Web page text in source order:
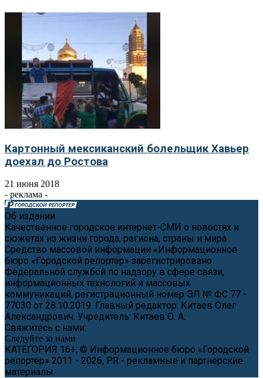
Картонный мексиканский болельщик Хавьер
доехал до Ростова
21 июня 2018
- реклама -
Об издании
Качественное городское интернет-СМИ о новостях и
сюжетах из жизни города, региона, страны и мира.
Средство массовой информации «Информационное
бюро «Городской репортёр» зарегистрировано
Федеральной службой по надзору в сфере связи,
информационных технологий и массовых
коммуникаций, регистрационный номер ЭЛ № ФС 77 -
77030 от 28.10.2019. Главный редактор: Китаев Олег
Александрович. Учредитель: Китаев О. А.
Свяжитесь с нами:
Следуйте за нами
КАТЕГОРИЯ 16+, © Информационное бюро «Городской
репортёр» 2011 - 2026, PR - рекламные и партнерские
материалы.